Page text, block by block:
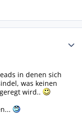
in denen sich
was keinen
wird..